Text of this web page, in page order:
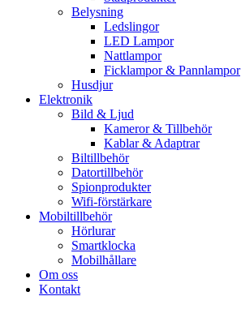
Belysning
Ledslingor
LED Lampor
Nattlampor
Ficklampor & Pannlampor
Husdjur
Elektronik
Bild & Ljud
Kameror & Tillbehör
Kablar & Adaptrar
Biltillbehör
Datortillbehör
Spionprodukter
Wifi-förstärkare
Mobiltillbehör
Hörlurar
Smartklocka
Mobilhållare
Om oss
Kontakt